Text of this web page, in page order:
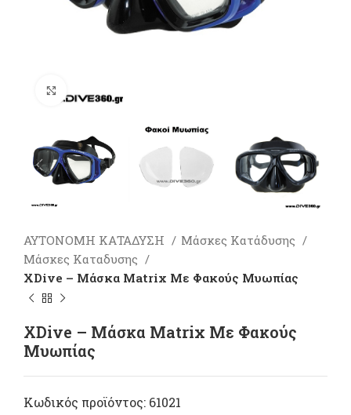
ΑΥΤΟΝΟΜΗ ΚΑΤΑΔΥΣΗ
Μάσκες Κατάδυσης
Μάσκες Καταδυσης
XDive – Μάσκα Matrix Με Φακούς Μυωπίας
XDive – Μάσκα Matrix Με Φακούς
Μυωπίας
Κωδικός προϊόντος: 61021